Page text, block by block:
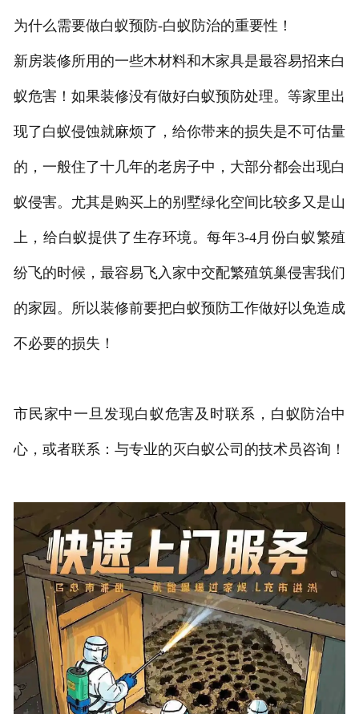
为什么需要做白蚁预防-白蚁防治的重要性！
新房装修所用的一些木材料和木家具是最容易招来白
蚁危害！如果装修没有做好白蚁预防处理。等家里出
现了白蚁侵蚀就麻烦了，给你带来的损失是不可估量
的，一般住了十几年的老房子中，大部分都会出现白
蚁侵害。尤其是购买上的别墅绿化空间比较多又是山
上，给白蚁提供了生存环境。每年3-4月份白蚁繁殖
纷飞的时候，最容易飞入家中交配繁殖筑巢侵害我们
的家园。所以装修前要把白蚁预防工作做好以免造成
不必要的损失！
市民家中一旦发现白蚁危害及时联系，白蚁防治中
心，或者联系：与专业的灭白蚁公司的技术员咨询！